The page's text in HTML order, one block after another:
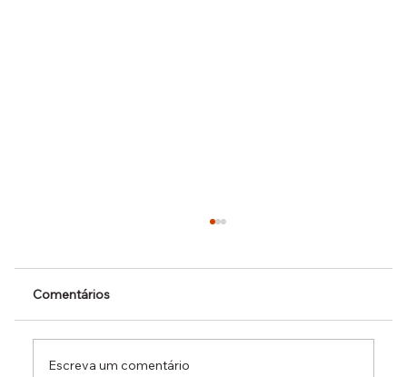
Comentários
Escreva um comentário